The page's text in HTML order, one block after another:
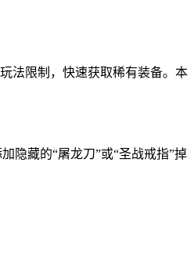
法限制，快速获取稀有装备。本
隐藏的“屠龙刀”或“圣战戒指”掉